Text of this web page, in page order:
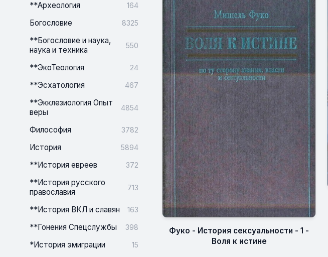
**Археология 164
Богословие 8325
**Богословие и наука,
наука и техника
550
**ЭкоТеология 24
**Эсхатология 467
**Экклезиология Опыт
веры
4854
Философия 3782
История 5894
**История евреев 372
**История русского
православия
713
**История ВКЛ и славян 163
**Гонения Спецслужбы 398
*История эмиграции 15
Фуко - История сексуальности - 1 -
Воля к истине